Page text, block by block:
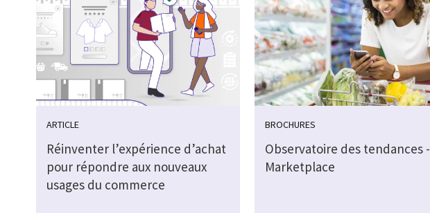
ARTICLE
Réinventer l’expérience d’achat
pour répondre aux nouveaux
usages du commerce
BROCHURES
Observatoire des tendances -
Marketplace